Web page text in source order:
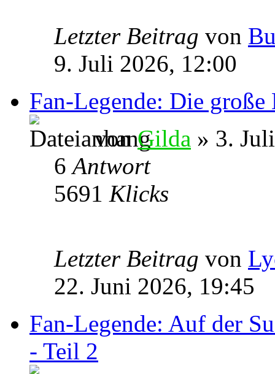
Letzter Beitrag von
9. Juli 2026, 12:00
Fan-Legende: Die große
vonGilda » 3.
6Antwort
5691 Klicks
Letzter Beitrag von
22. Juni 2026, 19:45
Fan-Legende: Auf der
- Teil 2